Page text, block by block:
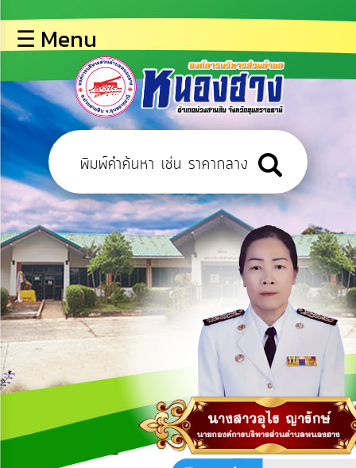
หลัก
ข้อมูล
พื้น
ฐาน
บุคลากร
ข่าว
ประชาสัมพันธ์
การ
ปฏิสัมพันธ์
ข้อมูล
การ
เปิด
ข้อมูล
สาธารณะ
☰ Menu